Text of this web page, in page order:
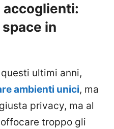
in
ultimi anni,
ambienti unici, ma
privacy, ma al
troppo gli